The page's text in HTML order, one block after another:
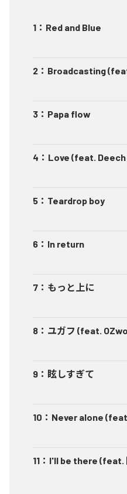
1 ： Red and Blue
2 ： Broadcasting
3 ： Papa flow
4 ： Love (feat.
5 ： Teardrop boy
6 ： In return
7 ： もっと上に
8 ： ユガフ (feat.
9 ： 眩しすぎて
10 ： Never alone
11 ： I'll be there (feat.